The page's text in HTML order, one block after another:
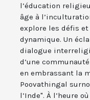
l’éducation
âge à
explore les défis
dynamique. Un
dialogue
d’une
en embrassant la
Poovathingal
l’Inde". À l’heure